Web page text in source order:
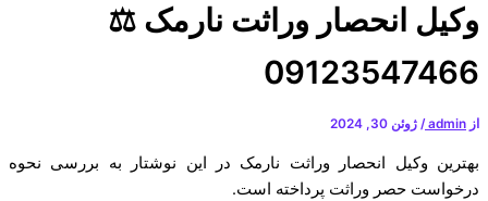
وکیل انحصار وراثت نارمک ⚖️
09123547466
از admin
/ ژوئن 30, 2024
بهترین وکیل انحصار وراثت نارمک در این نوشتار به بررسی نحوه
درخواست حصر وراثت پرداخته است.